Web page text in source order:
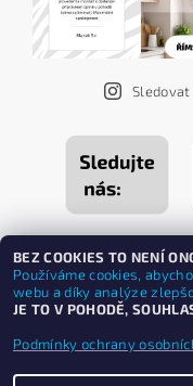
BEZ COOKIES TO NENÍ
Používáme cookies,
webu a díky analýze
JE TO V POHODĚ,
Podmínky ochrany